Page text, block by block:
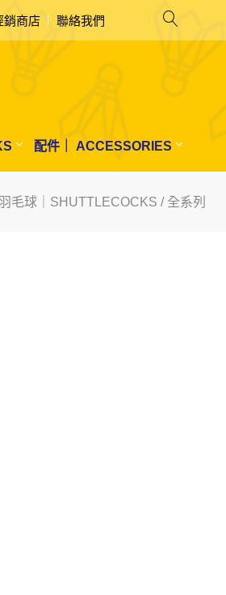
銷商店 聯絡我們
配件｜ ACCESSORIES
羽毛球｜SHUTTLECOCKS / 全系列